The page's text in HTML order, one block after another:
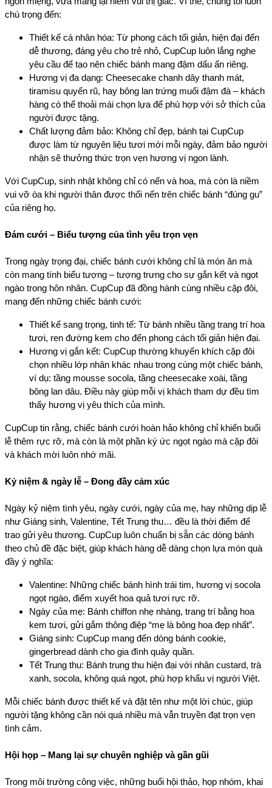
chú trọng đến:
Thiết kế cá nhân hóa: Từ phong cách tối giản, hiện đại đến
dễ thương, đáng yêu cho trẻ nhỏ, CupCup luôn lắng nghe
yêu cầu để tạo nên chiếc bánh mang đậm dấu ấn riêng.
Hương vị đa dạng: Cheesecake chanh dây thanh mát,
tiramisu quyến rũ, hay bông lan trứng muối đậm đà – khách
hàng có thể thoải mái chọn lựa để phù hợp với sở thích của
người được tặng.
Chất lượng đảm bảo: Không chỉ đẹp, bánh tại CupCup
được làm từ nguyên liệu tươi mới mỗi ngày, đảm bảo người
nhận sẽ thưởng thức trọn vẹn hương vị ngon lành.
Với CupCup, sinh nhật không chỉ có nến và hoa, mà còn là niềm
vui vỡ òa khi người thân được thổi nến trên chiếc bánh “đúng gu”
của riêng họ.
Đám cưới – Biểu tượng của tình yêu trọn vẹn
Trong ngày trọng đại, chiếc bánh cưới không chỉ là món ăn mà
còn mang tính biểu tượng – tượng trưng cho sự gắn kết và ngọt
ngào trong hôn nhân. CupCup đã đồng hành cùng nhiều cặp đôi,
mang đến những chiếc bánh cưới:
Thiết kế sang trọng, tinh tế: Từ bánh nhiều tầng trang trí hoa
tươi, ren đường kem cho đến phong cách tối giản hiện đại.
Hương vị gắn kết: CupCup thường khuyến khích cặp đôi
chọn nhiều lớp nhân khác nhau trong cùng một chiếc bánh,
ví dụ: tầng mousse socola, tầng cheesecake xoài, tầng
bông lan dâu. Điều này giúp mỗi vị khách tham dự đều tìm
thấy hương vị yêu thích của mình.
CupCup tin rằng, chiếc bánh cưới hoàn hảo không chỉ khiến buổi
lễ thêm rực rỡ, mà còn là một phần ký ức ngọt ngào mà cặp đôi
và khách mời luôn nhớ mãi.
Kỷ niệm & ngày lễ – Đong đầy cảm xúc
Ngày kỷ niệm tình yêu, ngày cưới, ngày của mẹ, hay những dịp lễ
như Giáng sinh, Valentine, Tết Trung thu… đều là thời điểm để
trao gửi yêu thương. CupCup luôn chuẩn bị sẵn các dòng bánh
theo chủ đề đặc biệt, giúp khách hàng dễ dàng chọn lựa món quà
đầy ý nghĩa:
Valentine: Những chiếc bánh hình trái tim, hương vị socola
ngọt ngào, điểm xuyết hoa quả tươi rực rỡ.
Ngày của mẹ: Bánh chiffon nhẹ nhàng, trang trí bằng hoa
kem tươi, gửi gắm thông điệp “mẹ là bông hoa đẹp nhất”.
Giáng sinh: CupCup mang đến dòng bánh cookie,
gingerbread dành cho gia đình quây quần.
Tết Trung thu: Bánh trung thu hiện đại với nhân custard, trà
xanh, socola, không quá ngọt, phù hợp khẩu vị người Việt.
Mỗi chiếc bánh được thiết kế và đặt tên như một lời chúc, giúp
người tặng không cần nói quá nhiều mà vẫn truyền đạt trọn vẹn
tình cảm.
Hội họp – Mang lại sự chuyên nghiệp và gần gũi
Trong môi trường công việc, những buổi hội thảo, họp nhóm, khai